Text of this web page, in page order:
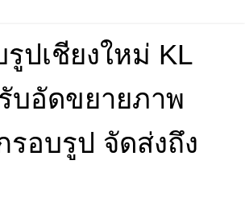
ปเชียงใหม่ KL
บอัดขยายภาพ
อบรูป จัดส่งถึง